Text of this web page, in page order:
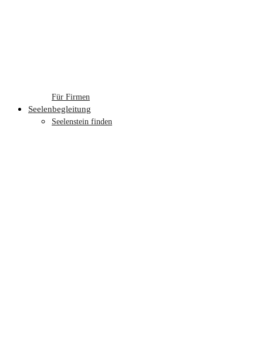
Für Firmen
Seelenbegleitung
Seelenstein finden